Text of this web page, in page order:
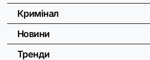
Кримінал
Новини
Тренди